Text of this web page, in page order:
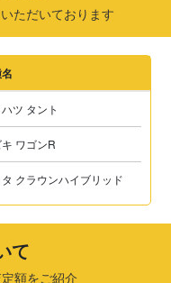
ただいております
ツ タント
キ ワゴンR
タ クラウンハイブリッド
て
額をご紹介